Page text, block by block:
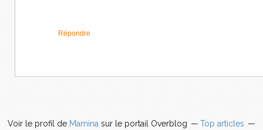
Répondre
Voir le profil de Mamina sur le portail Overblog
Top articles